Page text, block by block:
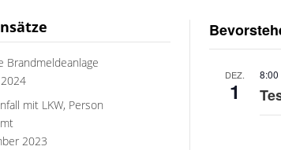
Brandmeldeanlage
mit LKW, Person
2023
DEZ.
1
8:00